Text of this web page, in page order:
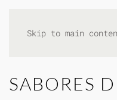
Skip to main
SABORES